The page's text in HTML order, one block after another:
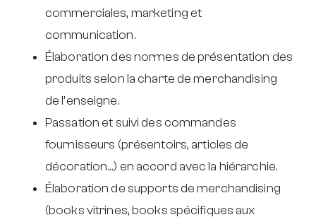
commerciales, marketing et
communication.
Élaboration des normes de présentation des
produits selon la charte de merchandising
de l’enseigne.
Passation et suivi des commandes
fournisseurs (présentoirs, articles de
décoration…) en accord avec la hiérarchie.
Élaboration de supports de merchandising
(books vitrines, books spécifiques aux